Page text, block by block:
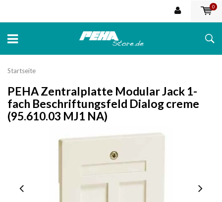
0
Startseite
PEHA Zentralplatte Modular Jack 1-
fach Beschriftungsfeld Dialog creme
(95.610.03 MJ1 NA)